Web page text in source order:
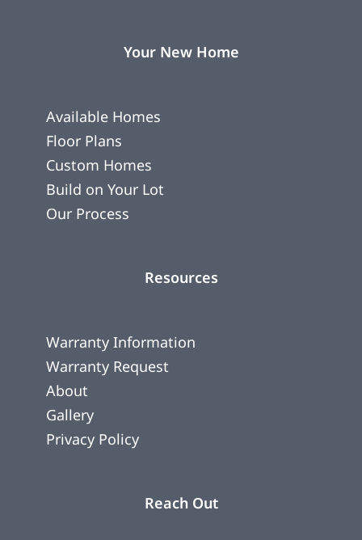
Your New Home
Available Homes
Floor Plans
Custom Homes
Build on Your Lot
Our Process
Resources
Warranty Information
Warranty Request
About
Gallery
Privacy Policy
Reach Out